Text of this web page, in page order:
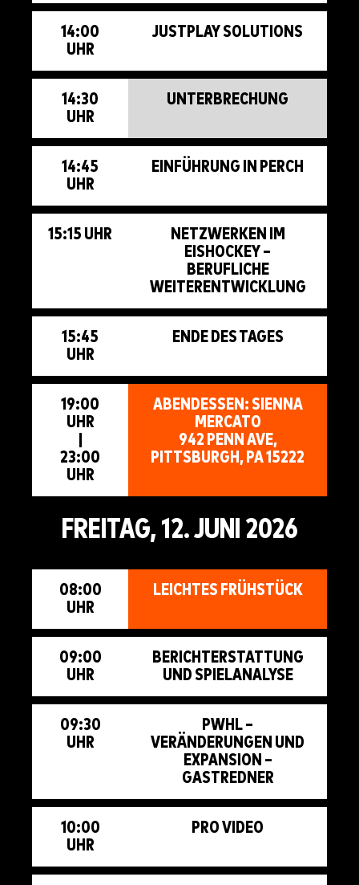
14:00
UHR
JUSTPLAY SOLUTIONS
14:30
UHR
UNTERBRECHUNG
14:45
UHR
EINFÜHRUNG IN PERCH
15:15 UHR
NETZWERKEN IM
EISHOCKEY –
BERUFLICHE
WEITERENTWICKLUNG
15:45
UHR
ENDE DES TAGES
19:00
UHR
23:00
UHR
ABENDESSEN: SIENNA
MERCATO
942 PENN AVE,
PITTSBURGH, PA 15222
FREITAG, 12. JUNI 2026
08:00
UHR
LEICHTES FRÜHSTÜCK
09:00
UHR
BERICHTERSTATTUNG
UND SPIELANALYSE
09:30
UHR
PWHL –
VERÄNDERUNGEN UND
EXPANSION –
GASTREDNER
10:00
UHR
PRO VIDEO